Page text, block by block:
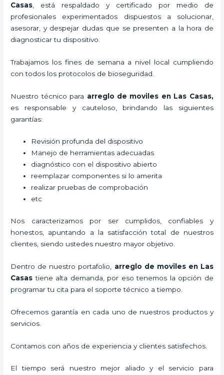
Casas , está respaldado y certificado por medio de
profesionales experimentados dispuestos a solucionar,
asesorar, y despejar dudas que se presenten a la hora de
diagnosticar tu dispositivo.
Trabajamos los fines de semana a nivel local cumpliendo
con todos los protocolos de bioseguridad.
Nuestro técnico para arreglo de moviles en Las Casas,
es responsable y cauteloso, brindando las siguientes
garantías:
Revisión profunda del dispositivo
Manejo de herramientas adecuadas
diagnóstico con el dispositivo abierto
reemplazar componentes si lo amerita
realizar pruebas de comprobación
etc
Nos caracterizamos por ser cumplidos, confiables y
honestos, apuntando a la satisfacción total de nuestros
clientes, siendo ustedes nuestro mayor objetivo.
Dentro de nuestro portafolio, arreglo de movilesen Las
Casas tiene alta demanda, por eso tenemos la opción de
programar tu cita para el soporte técnico a tiempo.
Ofrecemos garantía en cada uno de nuestros productos y
servicios.
Contamos con años de experiencia y clientes satisfechos.
El tiempo será nuestro mejor aliado y el servicio para